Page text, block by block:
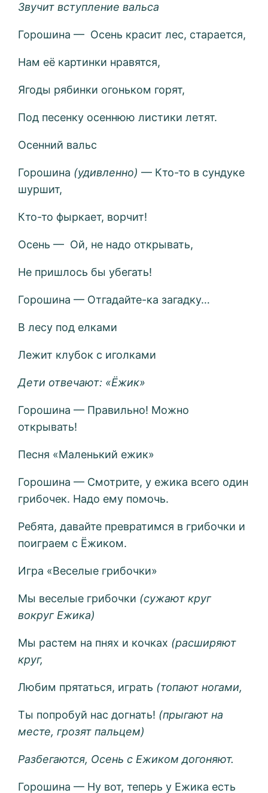
Звучит вступление вальса
Горошина — Осень красит лес, старается,
Нам её картинки нравятся,
Ягоды рябинки огоньком горят,
Под песенку осеннюю листики летят.
Осенний вальс
Горошина (удивленно) — Кто-то в сундуке
шуршит,
Кто-то фыркает, ворчит!
Осень — Ой, не надо открывать,
Не пришлось бы убегать!
Горошина — Отгадайте-ка загадку…
В лесу под елками
Лежит клубок с иголками
Дети отвечают: «Ёжик»
Горошина — Правильно! Можно
открывать!
Песня «Маленький ежик»
Горошина — Смотрите, у ежика всего один
грибочек. Надо ему помочь.
Ребята, давайте превратимся в грибочки и
поиграем с Ёжиком.
Игра «Веселые грибочки»
Мы веселые грибочки (сужают круг
вокруг Ежика)
Мы растем на пнях и кочках (расширяют
круг,
Любим прятаться, играть (топают ногами,
Ты попробуй нас догнать! (прыгают на
месте, грозят пальцем)
Разбегаются, Осень с Ежиком догоняют.
Горошина — Ну вот, теперь у Ежика есть